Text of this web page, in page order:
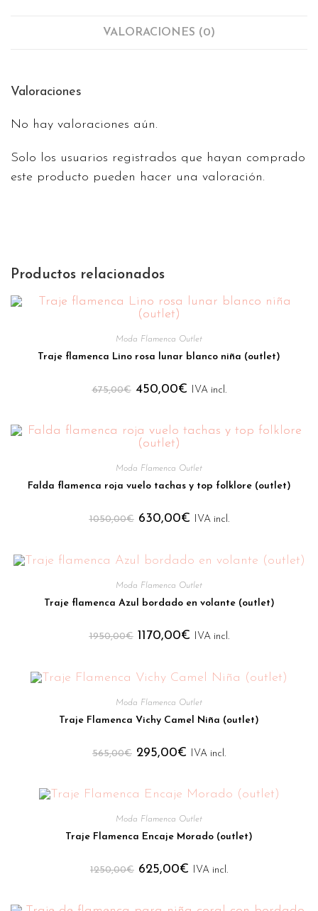
VALORACIONES (0)
Valoraciones
No hay valoraciones aún.
Solo los usuarios registrados que hayan comprado
este producto pueden hacer una valoración.
Productos relacionados
Moda Flamenca Outlet
Traje flamenca Lino rosa lunar blanco niña (outlet)
675,00€ 450,00€ IVA incl.
Moda Flamenca Outlet
Falda flamenca roja vuelo tachas y top folklore (outlet)
1050,00€ 630,00€ IVA incl.
Moda Flamenca Outlet
Traje flamenca Azul bordado en volante (outlet)
1950,00€ 1170,00€ IVA incl.
Moda Flamenca Outlet
Traje Flamenca Vichy Camel Niña (outlet)
565,00€ 295,00€ IVA incl.
Moda Flamenca Outlet
Traje Flamenca Encaje Morado (outlet)
1250,00€ 625,00€ IVA incl.